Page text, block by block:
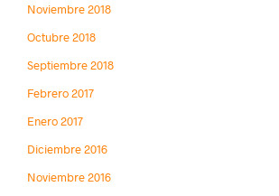
Noviembre 2018
Octubre 2018
Septiembre 2018
Febrero 2017
Enero 2017
Diciembre 2016
Noviembre 2016